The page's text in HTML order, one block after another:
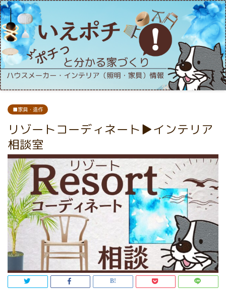
■家具・造作
リゾートコーディネート▶インテリア
相談室